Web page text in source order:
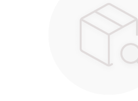
Elektrikli Aksamlar
Elektrikli Süpürge
Fan